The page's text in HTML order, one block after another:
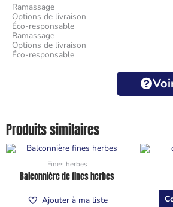
Ramassage
Options de livraison
Éco-responsable
Ramassage
Options de livraison
Éco-responsable
Produits similaires
Fines herbes
Balconnière de fines herbes
Ajouter à ma liste